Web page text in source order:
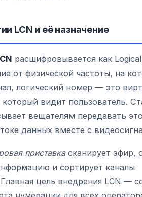
LCN и её назначение
расшифровывается как
от физической частоты, на
логический номер — это
видит пользователь.
вещателям передавать
данных вместе с
приставкасканирует эфир,
и сортирует каналы
цель внедрения LCN —